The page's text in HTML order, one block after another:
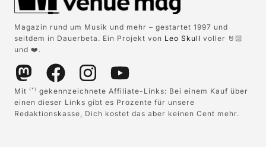
Magazin rund um Musik und mehr – gestartet 1997 und
seitdem in Dauerbeta. Ein Projekt von Leo Skull voller 🤘🏻
und ❤️.
Mit (*)
gekennzeichnete Affiliate-Links: Bei einem Kauf über
einen dieser Links gibt es Prozente für unsere
Redaktionskasse, Dich kostet das aber keinen Cent mehr.